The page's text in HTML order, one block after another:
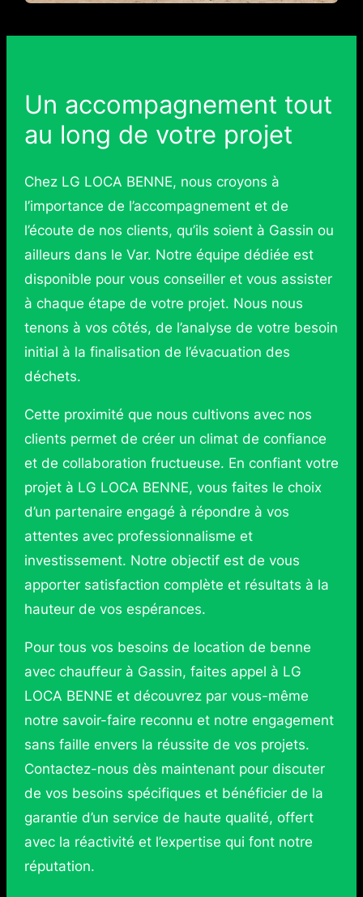
Un accompagnement tout
au long de votre projet
Chez LG LOCA BENNE, nous croyons à
l’importance de l’accompagnement et de
l’écoute de nos clients, qu’ils soient à Gassin ou
ailleurs dans le Var. Notre équipe dédiée est
disponible pour vous conseiller et vous assister
à chaque étape de votre projet. Nous nous
tenons à vos côtés, de l’analyse de votre besoin
initial à la finalisation de l’évacuation des
déchets.
Cette proximité que nous cultivons avec nos
clients permet de créer un climat de confiance
et de collaboration fructueuse. En confiant votre
projet à LG LOCA BENNE, vous faites le choix
d’un partenaire engagé à répondre à vos
attentes avec professionnalisme et
investissement. Notre objectif est de vous
apporter satisfaction complète et résultats à la
hauteur de vos espérances.
Pour tous vos besoins de location de benne
avec chauffeur à Gassin, faites appel à LG
LOCA BENNE et découvrez par vous-même
notre savoir-faire reconnu et notre engagement
sans faille envers la réussite de vos projets.
Contactez-nous dès maintenant pour discuter
de vos besoins spécifiques et bénéficier de la
garantie d’un service de haute qualité, offert
avec la réactivité et l’expertise qui font notre
réputation.